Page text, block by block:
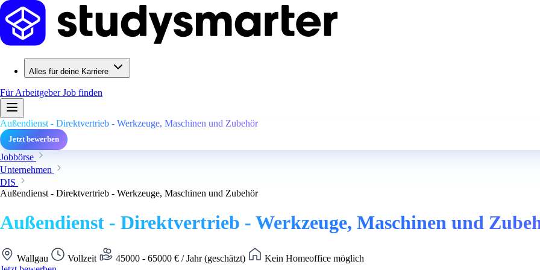
Alles für deine Karriere
Für ArbeitgeberJob finden
Außendienst - Direktvertrieb - Werkzeuge, Maschinen und Zubehör
Jetzt bewerben
Jobbörse
Unternehmen
DIS
Außendienst - Direktvertrieb - Werkzeuge, Maschinen und Zubehör
Außendienst - Direktvertrieb - Werkzeuge, Maschinen und
Wallgau Vollzeit 45000 - 65000 € / Jahr (geschätzt)
Kein Homeoffice möglich